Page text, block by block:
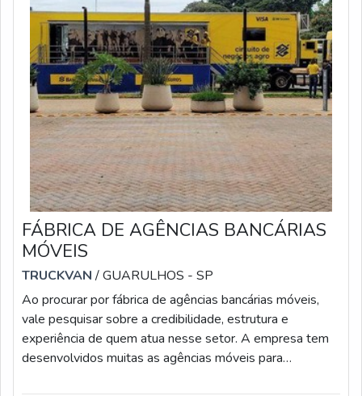
FÁBRICA DE AGÊNCIAS BANCÁRIAS
MÓVEIS
TRUCKVAN/ GUARULHOS - SP
Ao procurar por fábrica de agências bancárias móveis,
vale pesquisar sobre a credibilidade, estrutura e
experiência de quem atua nesse setor. A empresa tem
desenvolvidos muitas as agências móveis para